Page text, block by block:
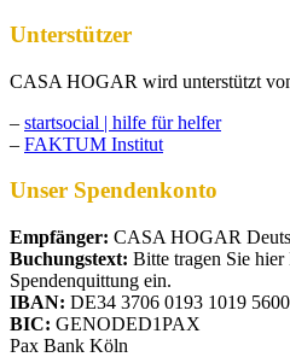
Unterstützer
CASA HOGAR wird unterstützt
– startsocial | hilfe für helfer
– FAKTUM Institut
Unser Spendenkonto
Empfänger: CASA HOGAR
Buchungstext: Bitte tragen Sie hier
Spendenquittung ein.
IBAN: DE34 3706 0193 1019 5600
BIC: GENODED1PAX
Pax Bank Köln